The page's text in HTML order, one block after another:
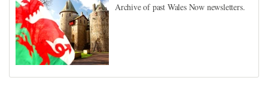
Archive of past Wales Now newsletters.